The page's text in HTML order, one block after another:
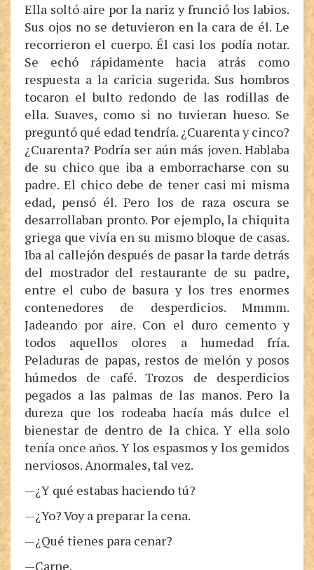
Ella soltó aire por la nariz y frunció los labios.
Sus ojos no se detuvieron en la cara de él. Le
recorrieron el cuerpo. Él casi los podía notar.
Se echó rápidamente hacia atrás como
respuesta a la caricia sugerida. Sus hombros
tocaron el bulto redondo de las rodillas de
ella. Suaves, como si no tuvieran hueso. Se
preguntó qué edad tendría. ¿Cuarenta y cinco?
¿Cuarenta? Podría ser aún más joven. Hablaba
de su chico que iba a emborracharse con su
padre. El chico debe de tener casi mi misma
edad, pensó él. Pero los de raza oscura se
desarrollaban pronto. Por ejemplo, la chiquita
griega que vivía en su mismo bloque de casas.
Iba al callejón después de pasar la tarde detrás
del mostrador del restaurante de su padre,
entre el cubo de basura y los tres enormes
contenedores de desperdicios. Mmmm.
Jadeando por aire. Con el duro cemento y
todos aquellos olores a humedad fría.
Peladuras de papas, restos de melón y posos
húmedos de café. Trozos de desperdicios
pegados a las palmas de las manos. Pero la
dureza que los rodeaba hacía más dulce el
bienestar de dentro de la chica. Y ella solo
tenía once años. Y los espasmos y los gemidos
nerviosos. Anormales, tal vez.
—¿Y qué estabas haciendo tú?
—¿Yo? Voy a preparar la cena.
—¿Qué tienes para cenar?
—Carne.